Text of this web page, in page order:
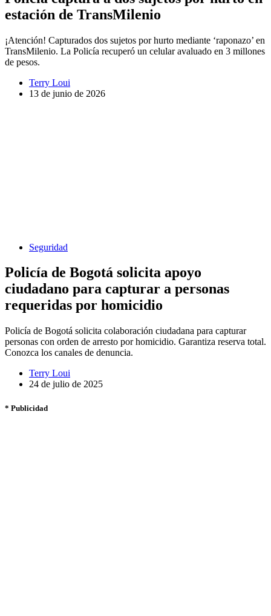
estación de TransMilenio
¡Atención! Capturados dos sujetos por hurto mediante ‘raponazo’ en
TransMilenio. La Policía recuperó un celular avaluado en 3 millones
de pesos.
Terry Loui
13 de junio de 2026
Seguridad
Policía de Bogotá solicita apoyo
ciudadano para capturar a personas
requeridas por homicidio
Policía de Bogotá solicita colaboración ciudadana para capturar
personas con orden de arresto por homicidio. Garantiza reserva total.
Conozca los canales de denuncia.
Terry Loui
24 de julio de 2025
* Publicidad